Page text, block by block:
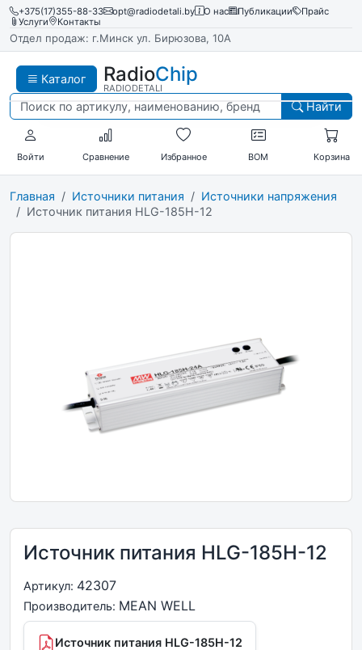
+375(17)355-88-33 opt@radiodetali.by О нас Публикации
Прайс
Услуги
Контакты
Отдел продаж: г.Минск ул. Бирюзова, 10А
Каталог RadioChip
RADIODETALI
Найти
Войти Сравнение Избранное BOM Корзина
Главная Источники питания
Источники напряжения
Источник питания HLG-185H-12
Источник питания HLG-185H-12
Артикул: 42307
Производитель: MEAN WELL
Источник питания HLG-185H-12